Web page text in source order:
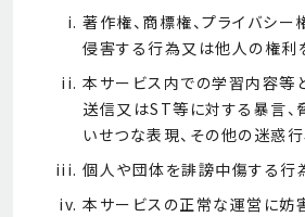
著作権、商標権、プライバシ
侵害する行為又は他人の権利
本サービス内での学習内容等
送信又はST等に対する暴言、
いせつな表現、その他の迷惑
個人や団体を誹謗中傷する行
本サービスの正常な運営に妨